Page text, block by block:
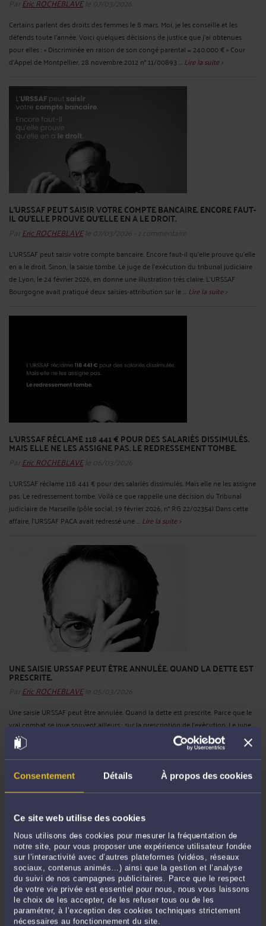
Consentement Détails À propos des cookies
Ce site web utilise des cookies
Nous utilisons des cookies pour mesurer la fréquentation de
notre site, pour vous proposer une expérience utilisateur fondée
sur l’interactivité avec d’autres plateformes (vidéos, réseaux
sociaux, contenus animés…) ainsi que la gestion et l’analyse
du suivi de nos campagnes publicitaires. Parce que le respect
de votre vie privée est essentiel pour nous, nous vous laissons
le choix de les accepter, de les refuser tous ou de les
paramétrer, à l’exception des cookies techniques strictement
nécessaires au fonctionnement du site.
Certains parlent des droits des femmes le 8 mars. Moi, je les conseille et les
défends toute l’année. Voici quelques décisions de justice que j’ai obtenues
pour elles : « Discriminée en raison de son congé parental = 240.000 € » Cour
d'Appel de Montpellier, 28 novembre 2012 n° 11/00893 ... Lire la suite >
L’URSSAF PEUT SAISIR VOTRE COMPTE BANCAIRE. ENCORE FAUT-
IL QU’ELLE PROUVE QU’ELLE EN A LE DROIT.
Par Eric ROCHEBLAVEle 07/03/2026 - 1 commentaire
L’URSSAF peut saisir votre compte bancaire. Encore faut-il qu’elle prouve qu’elle
en a le droit. Sinon, la saisie tombe. Le juge de l’exécution du tribunal judiciaire
de Lyon, le 24 février 2026, en donne une illustration très claire. L’URSSAF
Bourgogne avait pratiqué deux saisies-attribution sur le ... Lire la suite >
L’URSSAF RÉCLAME 118 441 € POUR DES SALARIÉS DISSIMULÉS.
MAIS ELLE NE LES ASSIGNE PAS. LE REDRESSEMENT TOMBE.
Par Eric ROCHEBLAVEle 06/03/2026
L’URSSAF réclame 118 441 € pour des salariés dissimulés. Mais elle ne les assigne
pas. Le redressement tombe. Voilà ce que rappelle une décision du Tribunal
judiciaire de Marseille (pôle social, 19 février 2026, n° RG 22/02354) Dans cette
affaire, l’URSSAF PACA avait redressé une ... Lire la suite >
UNE SAISIE URSSAF PEUT ÊTRE ANNULÉE. QUAND LA DETTE EST
PRESCRITE.
Par Eric ROCHEBLAVEle 05/03/2026
Une saisie URSSAF peut être annulée. Quand la dette est prescrite. Parce que le
vrai combat se joue souvent ailleurs : sur la prescription de l’exécution. Le juge
de l’exécution du tribunal judiciaire de Paris l’a rappelé dans un jugement du 23
février 2026. L’URSSAF Île-de-France avait ...
Lire la suite >
L'ACTUALITÉ DU DROIT SOCIAL SUR WHATSAPP
ParEric ROCHEBLAVEle 04/03/2026